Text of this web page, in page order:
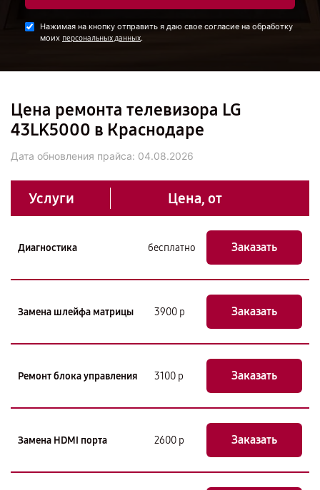
Нажимая на кнопку отправить я даю свое согласие на обработку
моих персональных данных.
Цена ремонта телевизора LG
43LK5000 в Краснодаре
Дата обновления прайса: 04.08.2026
Услуги Цена, от
Диагностика бесплатно Заказать
Замена шлейфа матрицы 3900 р Заказать
Ремонт блока управления 3100 р Заказать
Замена HDMI порта 2600 р Заказать